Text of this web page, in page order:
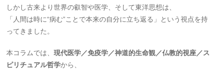
しかし古来より世界の叡智や医学、そして東洋思想は、
「人間は時に“病む”ことで本来の自分に立ち返る」という視点を持
ってきました。
本コラムでは、現代医学／免疫学／神道的生命観／仏教的視座／ス
ピリチュアル哲学から、